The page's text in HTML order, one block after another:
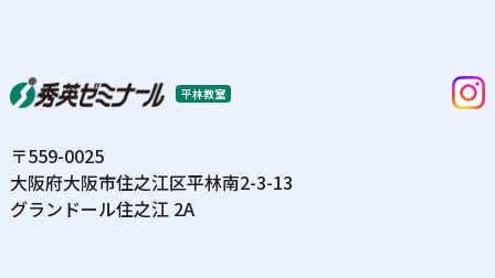
平林教室
〒559-0025
⼤阪府⼤阪市住之江区平林南2-3-13
グランドール住之江 2A